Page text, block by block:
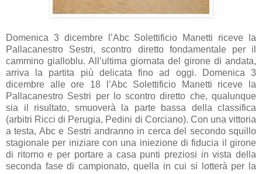
Domenica 3 dicembre l’Abc Solettificio Manetti riceve la
Pallacanestro Sestri, scontro diretto fondamentale per il
cammino gialloblu. All’ultima giornata del girone di andata,
arriva la partita più delicata fino ad oggi. Domenica 3
dicembre alle ore 18 l’Abc Solettificio Manetti riceve la
Pallacanestro Sestri per lo scontro diretto che, qualunque
sia il risultato, smuoverà la parte bassa della classifica
(arbitri Ricci di Perugia, Pedini di Corciano). Con una vittoria
a testa, Abc e Sestri andranno in cerca del secondo squillo
stagionale per iniziare con una iniezione di fiducia il girone
di ritorno e per portare a casa punti preziosi in vista della
seconda fase di campionato, quella in cui si lotterà per la